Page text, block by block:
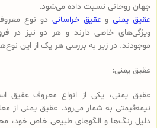
جهان روحانی نسبت داده می‌شود.
عقیق یمنیوعقیق خراسانی دو نوع
ویژگی‌های خاصی دارند و هر دو نیز در
موجودند. در زیر به بررسی هر یک از این
عقیق یمنی:
عقیق یمنی، یکی از انواع معروف
نیمه‌قیمتی به شمار می‌رود. عقیق یمنی از
دلیل رنگ‌ها و الگوهای طبیعی خاص خود،